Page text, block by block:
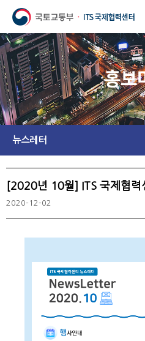
홍보
뉴스레터
[2020년 10월] ITS 국제협력
2020-12-02